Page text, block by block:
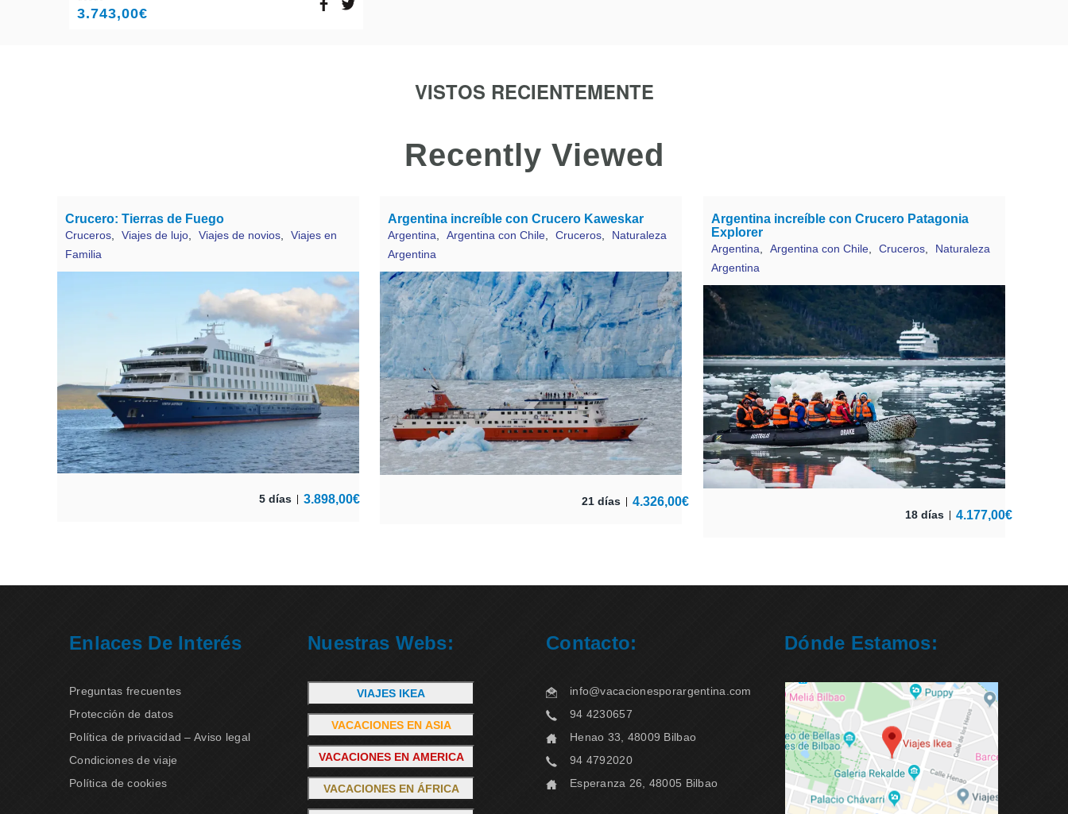
3.743,00€
VISTOS RECIENTEMENTE
Recently Viewed
Crucero: Tierras de Fuego
Cruceros, Viajes de lujo, Viajes de novios,
Viajes en
Familia
5 días 3.898,00€
Argentina increíble con Crucero Kaweskar
Argentina, Argentina con Chile, Cruceros,
Naturaleza
Argentina
21 días 4.326,00€
Argentina increíble con Crucero Patagonia
Explorer
Argentina, Argentina con Chile, Cruceros,
Naturaleza
Argentina
18 días 4.177,00€
Enlaces De Interés
Preguntas frecuentes
Protección de datos
Política de privacidad – Aviso legal
Condiciones de viaje
Política de cookies
Nuestras Webs:
VIAJES IKEA
VACACIONES EN ASIA
VACACIONES EN AMERICA
VACACIONES EN ÁFRICA
Contacto:
info@vacacionesporargentina.com
94 4230657
Henao 33, 48009 Bilbao
94 4792020
Esperanza 26, 48005 Bilbao
Dónde Estamos: